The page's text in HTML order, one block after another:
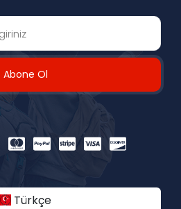
Abone Ol
Türkçe